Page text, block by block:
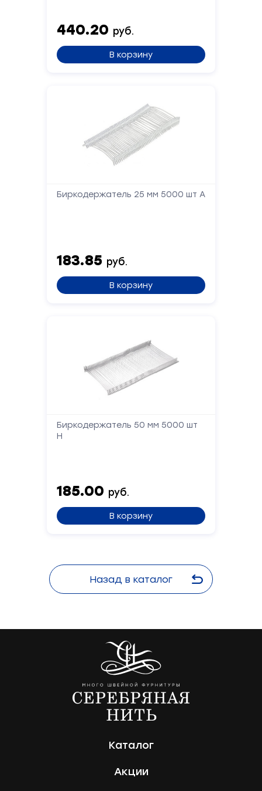
440.20 руб.
В корзину
Биркодержатель 25 мм 5000 шт А
183.85 руб.
В корзину
Биркодержатель 50 мм 5000 шт
Н
185.00 руб.
В корзину
Назад в каталог
Каталог
Акции
обратной
связи
и
мы
вам
перезвоним
Отправить